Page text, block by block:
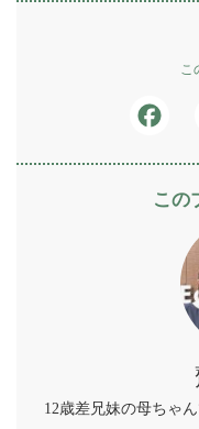
こ
この
12歳差兄妹の母ちゃ